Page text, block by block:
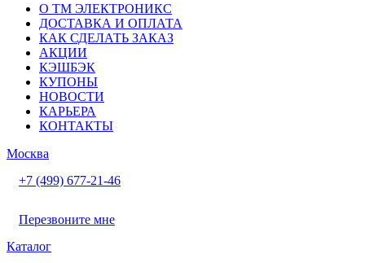
О ТМ ЭЛЕКТРОНИКС
ДОСТАВКА И ОПЛАТА
КАК СДЕЛАТЬ ЗАКАЗ
АКЦИИ
КЭШБЭК
КУПОНЫ
НОВОСТИ
КАРЬЕРА
КОНТАКТЫ
Москва
+7 (499) 677-21-46
Перезвоните мне
Каталог